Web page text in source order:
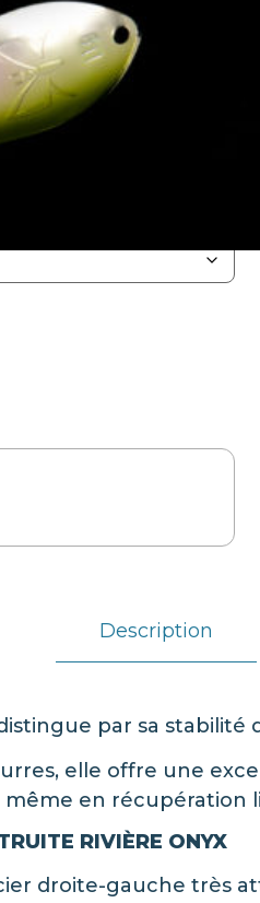
une boite métallique
au minimum notre
fourni.
Description
par sa
elle offre une
en récupération
RIVIÈRE ONYX
droite-gauche très